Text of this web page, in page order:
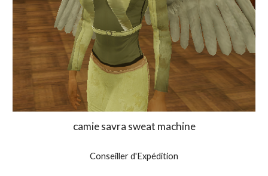
camie savra sweat machine
Conseiller d'Expédition